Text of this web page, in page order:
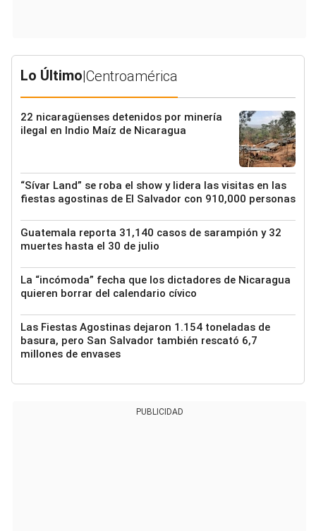
Lo Último|Centroamérica
22 nicaragüenses detenidos por minería
ilegal en Indio Maíz de Nicaragua
“Sívar Land” se roba el show y lidera las visitas en las
fiestas agostinas de El Salvador con 910,000 personas
Guatemala reporta 31,140 casos de sarampión y 32
muertes hasta el 30 de julio
La “incómoda” fecha que los dictadores de Nicaragua
quieren borrar del calendario cívico
Las Fiestas Agostinas dejaron 1.154 toneladas de
basura, pero San Salvador también rescató 6,7
millones de envases
PUBLICIDAD